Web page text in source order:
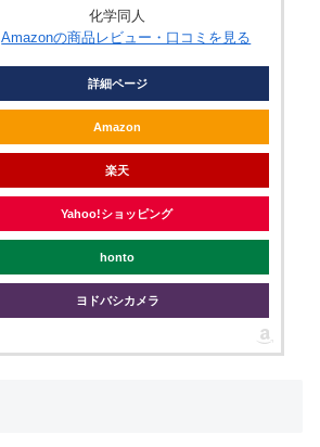
化学同人
Amazonの商品レビュー・口コミを見る
詳細ページ
Amazon
楽天
Yahoo!ショッピング
honto
ヨドバシカメラ